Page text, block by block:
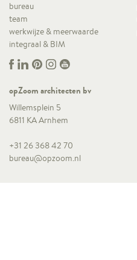
bureau
team
werkwijze & meerwaarde
integraal & BIM
opZoom architecten bv
Willemsplein 5
6811 KA Arnhem
+31 26 368 42 70
bureau@opzoom.nl